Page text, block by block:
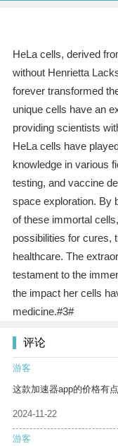
HeLa cells, derived
without Henrietta
forever transformed
unique cells have an
providing scientists
HeLa cells have
knowledge in various
testing, and vaccine
space exploration. By
of these immortal
possibilities for cures,
healthcare. The
testament to the
the impact her cells
medicine.#3#
评论
游客
这款加速器app的价格有
2024-11-22
游客